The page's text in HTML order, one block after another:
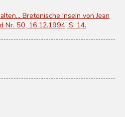
Bretonische Inseln von Jean
Nr. 50, 16.12.1994, S. 14.